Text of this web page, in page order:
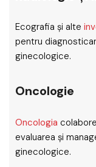
Ecografia și alte
pentru
ginecologice.
Oncologie
Oncologia
evaluarea și
ginecologice.